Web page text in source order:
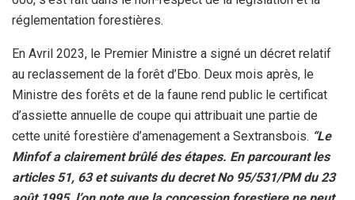
réglementation forestières.
En Avril 2023, le Premier Ministre a signé un décret relatif
au reclassement de la forêt d’Ebo. Deux mois après, le
Ministre des forêts et de la faune rend public le certificat
d’assiette annuelle de coupe qui attribuait une partie de
cette unité forestière d’amenagement a Sextransbois. “Le
Minfof a clairement brûlé des étapes. En parcourant les
articles 51, 63 et suivants du decret No 95/531/PM du 23